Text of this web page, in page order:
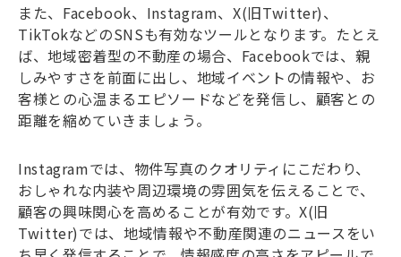
また、Facebook、Instagram、X(旧Twitter)、
TikTokなどのSNSも有効なツールとなります。たとえ
ば、地域密着型の不動産の場合、Facebookでは、親
しみやすさを前面に出し、地域イベントの情報や、お
客様との心温まるエピソードなどを発信し、顧客との
距離を縮めていきましょう。
Instagramでは、物件写真のクオリティにこだわり、
おしゃれな内装や周辺環境の雰囲気を伝えることで、
顧客の興味関心を高めることが有効です。X(旧
Twitter)では、地域情報や不動産関連のニュースをい